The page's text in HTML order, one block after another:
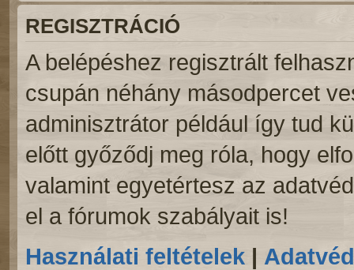
REGISZTRÁCIÓ
A belépéshez regisztrált
csupán néhány másodpercet
adminisztrátor például így tud
előtt győződj meg róla, hogy
valamint egyetértesz az
el a fórumok szabályait is!
Használati feltételek |